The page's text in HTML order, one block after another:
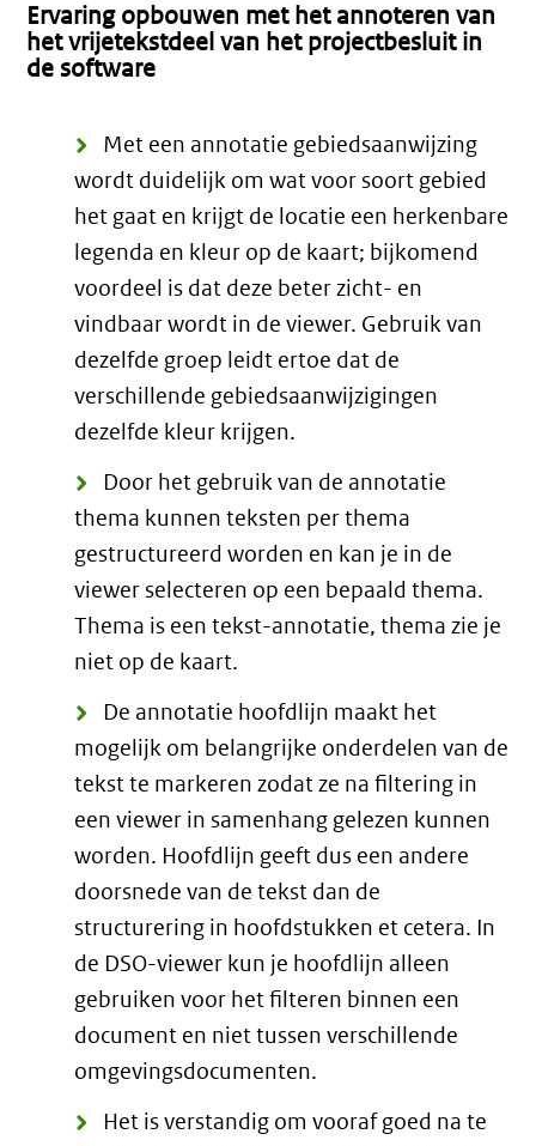
Ervaring opbouwen met het annoteren van
het vrijetekstdeel van het projectbesluit in
de software
Met een annotatie gebiedsaanwijzing
wordt duidelijk om wat voor soort gebied
het gaat en krijgt de locatie een herkenbare
legenda en kleur op de kaart; bijkomend
voordeel is dat deze beter zicht- en
vindbaar wordt in de viewer. Gebruik van
dezelfde groep leidt ertoe dat de
verschillende gebiedsaanwijzigingen
dezelfde kleur krijgen.
Door het gebruik van de annotatie
thema kunnen teksten per thema
gestructureerd worden en kan je in de
viewer selecteren op een bepaald thema.
Thema is een tekst-annotatie, thema zie je
niet op de kaart.
De annotatie hoofdlijn maakt het
mogelijk om belangrijke onderdelen van de
tekst te markeren zodat ze na filtering in
een viewer in samenhang gelezen kunnen
worden. Hoofdlijn geeft dus een andere
doorsnede van de tekst dan de
structurering in hoofdstukken et cetera. In
de DSO-viewer kun je hoofdlijn alleen
gebruiken voor het filteren binnen een
document en niet tussen verschillende
omgevingsdocumenten.
Het is verstandig om vooraf goed na te